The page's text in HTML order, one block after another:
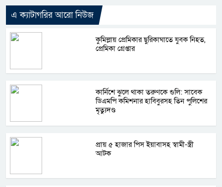
এ ক্যাটাগরির আরো নিউজ
কুমিল্লায় প্রেমিকার ছুরিকাঘাতে যুবক নিহত,
প্রেমিকা গ্রেপ্তার
কার্নিশে ঝুলে থাকা তরুণকে গুলি: সাবেক
ডিএমপি কমিশনার হাবিবুরসহ তিন পুলিশের
মৃত্যুদণ্ড
প্রায় ৫ হাজার পিস ইয়াবাসহ স্বামী-স্ত্রী
আটক